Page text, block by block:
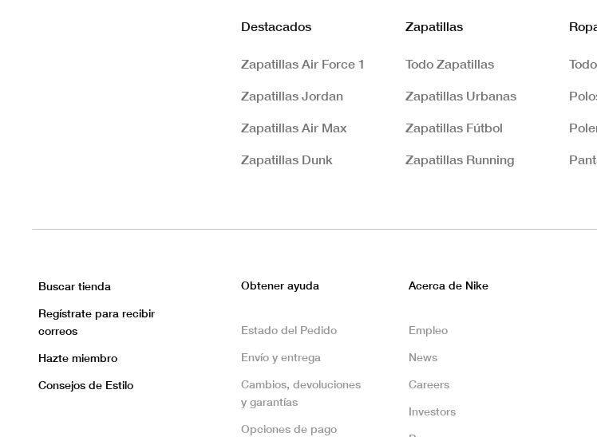
Destacados
Zapatillas Air Force 1
Zapatillas Jordan
Zapatillas Air Max
Zapatillas Dunk
Zapatillas
Todo Zapatillas
Zapatillas Urbanas
Zapatillas Fútbol
Zapatillas Running
Buscar tienda
Regístrate para recibir
correos
Hazte miembro
Consejos de Estilo
Obtener ayuda
Estado del Pedido
Envío y entrega
Cambios, devoluciones
y garantías
Opciones de pago
Acerca de Nike
Empleo
News
Careers
Investors